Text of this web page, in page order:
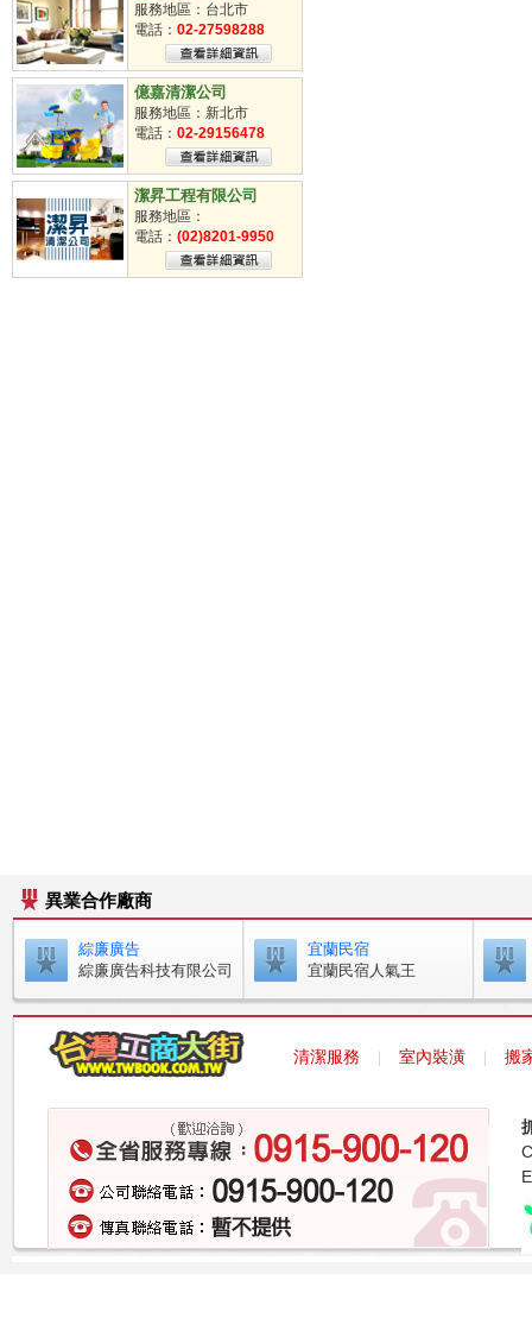
服務地區：台北市
電話： 02-27598288
億嘉清潔公司
服務地區：新北市
電話： 02-29156478
潔昇工程有限公司
服務地區：
電話： (02)8201-9950
異業合作廠商
綜廉廣告
綜廉廣告科技有限公司
宜蘭民宿
宜蘭民宿人氣王
清潔服務 室內裝潢 搬